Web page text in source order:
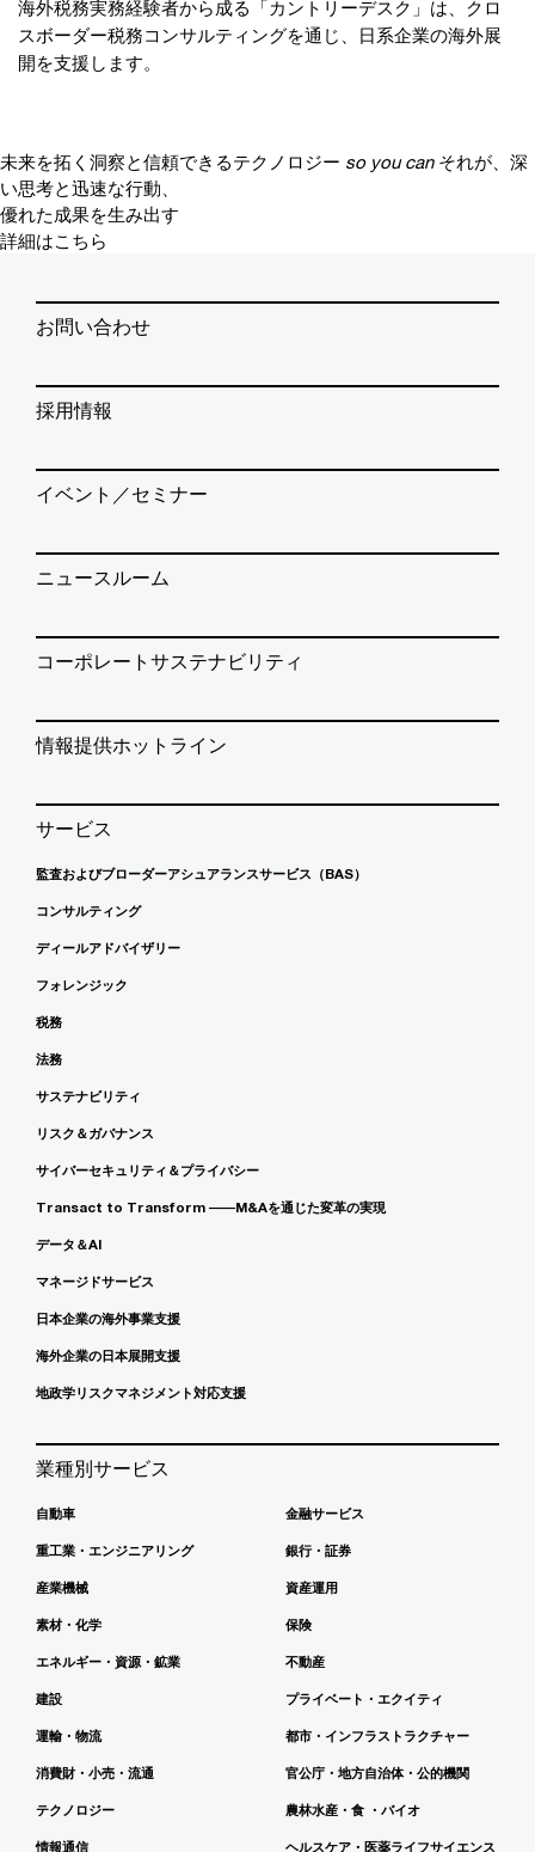
海外税務実務経験者から成る「カントリーデスク」は、クロ
スボーダー税務コンサルティングを通じ、日系企業の海外展
開を支援します。
未来を拓く洞察と信頼できるテクノロジー so you can それが、深
い思考と迅速な行動、
優れた成果を生み出す
詳細はこちら
お問い合わせ
採用情報
イベント／セミナー
ニュースルーム
コーポレートサステナビリティ
情報提供ホットライン
サービス
監査およびブローダーアシュアランスサービス（BAS）
コンサルティング
ディールアドバイザリー
フォレンジック
税務
法務
サステナビリティ
リスク＆ガバナンス
サイバーセキュリティ＆プライバシー
Transact to Transform ――M&Aを通じた変革の実現
データ＆AI
マネージドサービス
日本企業の海外事業支援
海外企業の日本展開支援
地政学リスクマネジメント対応支援
業種別サービス
自動車
重工業・エンジニアリング
産業機械
素材・化学
エネルギー・資源・鉱業
建設
運輸・物流
消費財・小売・流通
テクノロジー
情報通信
金融サービス
銀行・証券
資産運用
保険
不動産
プライベート・エクイティ
都市・インフラストラクチャー
官公庁・地方自治体・公的機関
農林水産・食 ・バイオ
ヘルスケア・医薬ライフサイエンス